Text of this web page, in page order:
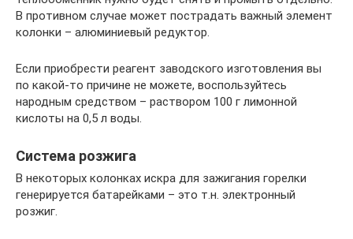
В противном случае может пострадать важный элемент
колонки – алюминиевый редуктор.
Если приобрести реагент заводского изготовления вы
по какой-то причине не можете, воспользуйтесь
народным средством – раствором 100 г лимонной
кислоты на 0,5 л воды.
Система розжига
В некоторых колонках искра для зажигания горелки
генерируется батарейками – это т.н. электронный
розжиг.